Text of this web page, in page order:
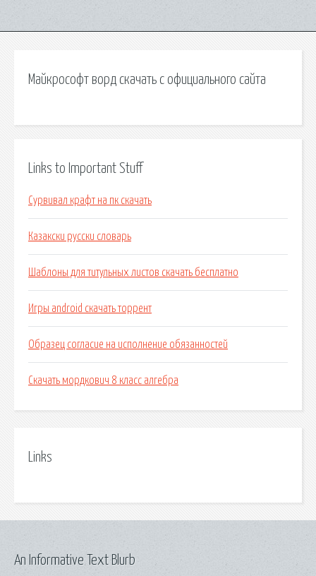
Майкрософт ворд скачать с официального сайта
Links to Important Stuff
Сурвивал крафт на пк скачать
Казакски русски словарь
Шаблоны для титульных листов скачать бесплатно
Игры android скачать торрент
Образец согласие на исполнение обязанностей
Скачать мордкович 8 класс алгебра
Links
An Informative Text Blurb